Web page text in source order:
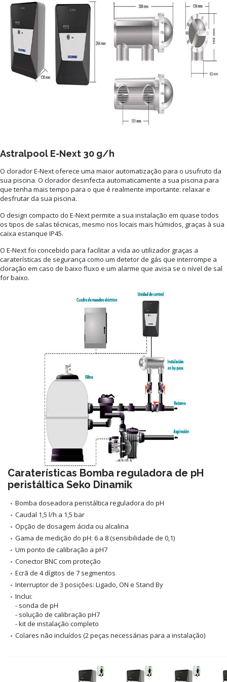
Astralpool E-Next 30 g/h
O clorador E-Next oferece uma maior automatização para o usufruto da
sua piscina. O clorador desinfecta automaticamente a sua piscina para
que tenha mais tempo para o que é realmente importante: relaxar e
desfrutar da sua piscina.
O design compacto do E-Next permite a sua instalação em quase todos
os tipos de salas técnicas, mesmo nos locais mais húmidos, graças à sua
caixa estanque IP45.
O E-Next foi concebido para facilitar a vida ao utilizador graças a
caraterísticas de segurança como um detetor de gás que interrompe a
cloração em caso de baixo fluxo e um alarme que avisa se o nível de sal
for baixo.
Caraterísticas Bomba reguladora de pH
peristáltica Seko Dinamik
Bomba doseadora peristáltica reguladora do pH
Caudal 1,5 l/h a 1,5 bar
Opção de dosagem ácida ou alcalina
Gama de medição do pH: 6 a 8 (sensibilidade de 0,1)
Um ponto de calibração a pH7
Conector BNC com proteção
Ecrã de 4 dígitos de 7 segmentos
Interruptor de 3 posições: Ligado, ON e Stand By
Inclui:
- sonda de pH
- solução de calibração pH7
- kit de instalação completo
Colares não incluídos (2 peças necessárias para a instalação)